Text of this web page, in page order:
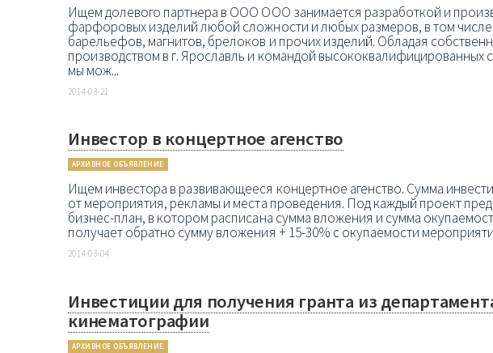
Ищем долевого партнера в ООО ООО занимается разработкой и
фарфоровых изделий любой сложности и любых размеров, в том числе
барельефов, магнитов, брелоков и прочих изделий. Обладая
производством в г. Ярославль и командой высококвалифицированных
мы мож...
2014-03-21
Инвестор в концертное агенство
АРХИВНОЕ ОБЪЯВЛЕНИЕ
Ищем инвестора в развивающееся концертное агенство. Сумма
от мероприятия, рекламы и места проведения. Под каждый проект
бизнес-план, в котором расписана сумма вложения и сумма
получает обратно сумму вложения + 15-30% с окупаемости
2014-03-04
Инвестиции для получения гранта из
кинематографии
АРХИВНОЕ ОБЪЯВЛЕНИЕ